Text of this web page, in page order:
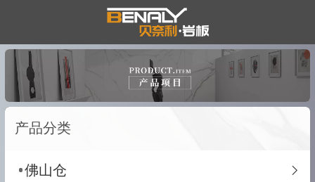
产品分类
佛山仓